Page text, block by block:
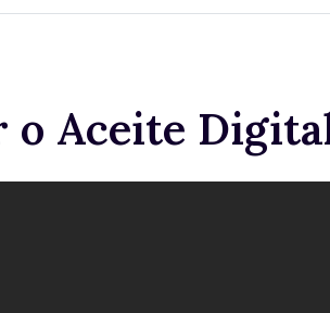
o Aceite